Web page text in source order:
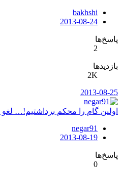
bakhshi
2013-08-24
پاسخ‌ها
2
بازدیدها
2K
2013-08-25
اولین گام را محکم برداشتیم!…
negar91
2013-08-19
پاسخ‌ها
0